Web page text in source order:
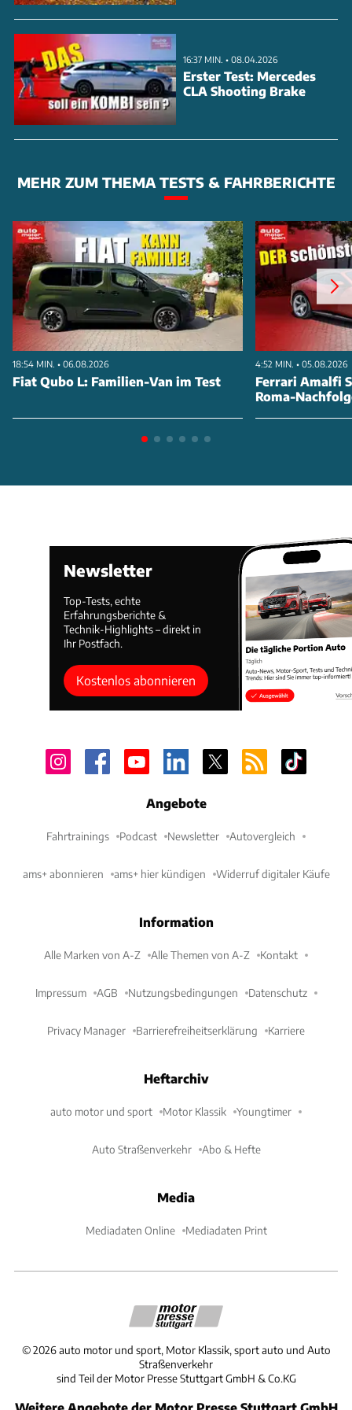
16:37 MIN. • 08.04.2026
Erster Test: Mercedes
CLA Shooting Brake
MEHR ZUM THEMA TESTS & FAHRBERICHTE
18:54 MIN. • 06.08.2026
Fiat Qubo L: Familien-Van im Test
4:52 MIN. • 05.08.2026
Ferrari Amalfi
Roma-
Newsletter
Top-Tests, echte
Erfahrungsberichte &
Technik-Highlights – direkt in
Ihr Postfach.
Kostenlos abonnieren
Angebote
Fahrtrainings Podcast Newsletter Autovergleich
ams+ abonnieren ams+ hier kündigen Widerruf digitaler Käufe
Information
Alle Marken von A-Z Alle Themen von A-Z Kontakt
Impressum AGB Nutzungsbedingungen Datenschutz
Privacy Manager Barrierefreiheitserklärung Karriere
Heftarchiv
auto motor und sport Motor Klassik Youngtimer
Auto Straßenverkehr Abo & Hefte
Media
Mediadaten Online Mediadaten Print
©2026 auto motor und sport, Motor Klassik, sport auto und Auto
Straßenverkehr
sind Teil der Motor Presse Stuttgart GmbH & Co.KG
Weitere Angebote der Motor Presse Stuttgart GmbH